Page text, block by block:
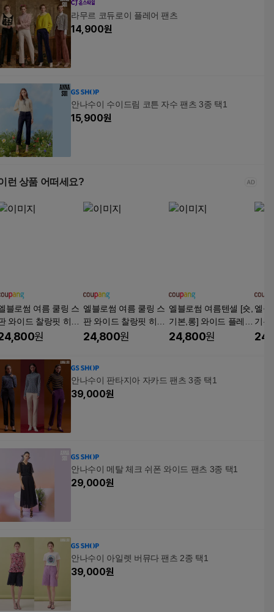
라무르 코듀로이 플레어 팬츠
14,900원
안나수이 수이드림 코튼 자수 팬츠 3종 택1
15,900원
런 상품 어떠세요?
블로썸 여름 쿨링 스
와이드 찰랑핏 히든
딩 아이스진 (3단기
원
엘블로썸 여름 쿨링 스
판 와이드 찰랑핏 히든
밴딩 아이스진 (3단기
24,800원
엘블로썸 여름텐셀 [숏,
기본,롱] 와이드 플레어
진 부츠컷 히든밴드 팬
24,800원
엘블
기본
진
안나수이 판타지아 자카드 팬츠 3종 택1
39,000원
안나수이 메탈 체크 쉬폰 와이드 팬츠 3종 택1
29,000원
안나수이 아일렛 버뮤다 팬츠 2종 택1
39,000원